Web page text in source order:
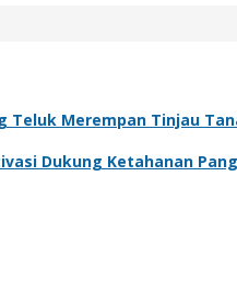
Merempan Tinjau
Dukung Ketahanan